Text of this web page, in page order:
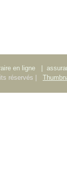
en ligne
réservés |